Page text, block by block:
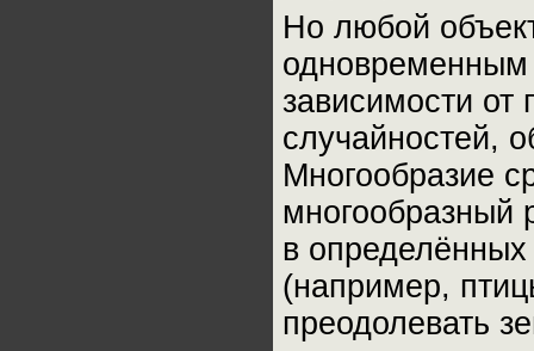
Но любой
одновременным
зависимости от
случайностей,
Многообразие
многообразный
в
(например,
преодолевать